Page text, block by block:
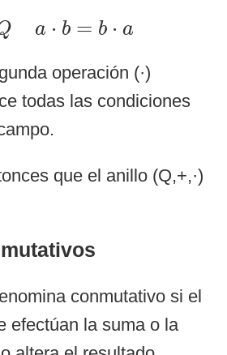
a ⋅ b = b ⋅ a
Q ⋅b ⋅a
operación (·)
todas las condiciones
que el anillo (Q,+,·)
conmutativo si el
efectúan la suma o la